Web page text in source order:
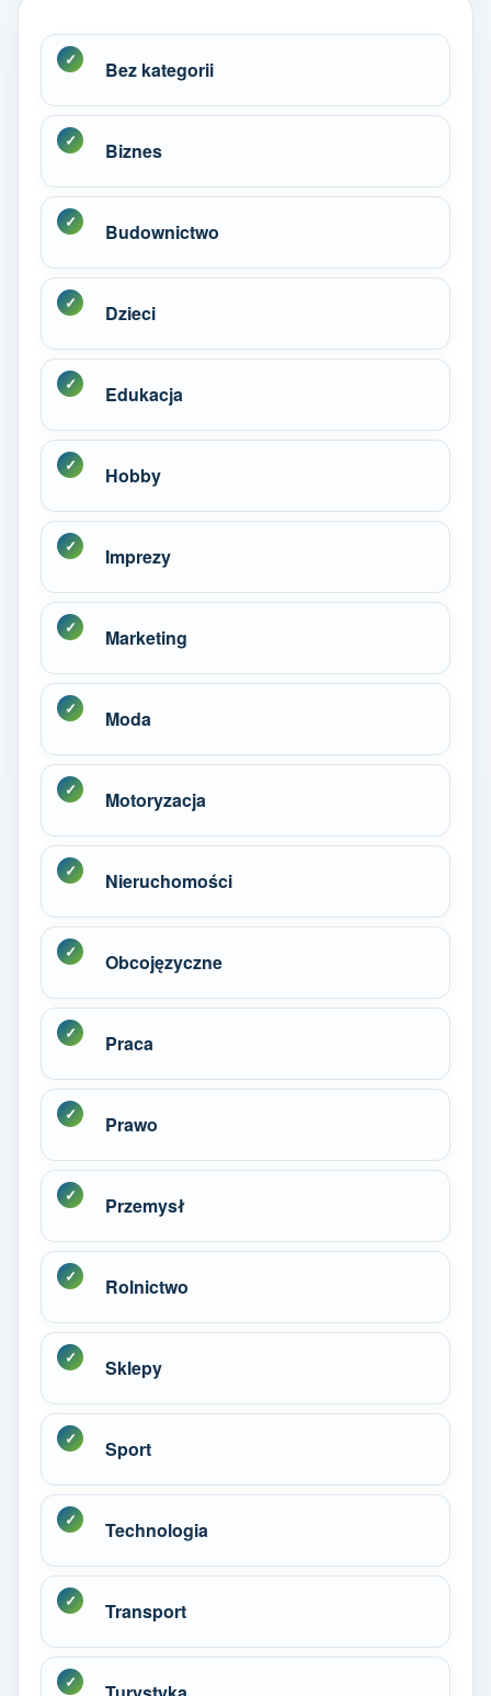
Bez kategorii
Biznes
Budownictwo
Dzieci
Edukacja
Hobby
Imprezy
Marketing
Moda
Motoryzacja
Nieruchomości
Obcojęzyczne
Praca
Prawo
Przemysł
Rolnictwo
Sklepy
Sport
Technologia
Transport